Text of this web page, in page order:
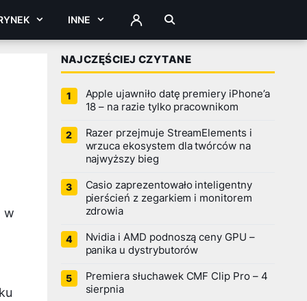
INNE ZALOGUJ
w
NAJCZĘŚCIEJ CZYTANE
Apple ujawniło datę premiery iPhone’a
18 – na razie tylko pracownikom
Razer przejmuje StreamElements i
wrzuca ekosystem dla twórców na
najwyższy bieg
Casio zaprezentowało inteligentny
pierścień z zegarkiem i monitorem
zdrowia
Nvidia i AMD podnoszą ceny GPU –
panika u dystrybutorów
Premiera słuchawek CMF Clip Pro – 4
sierpnia